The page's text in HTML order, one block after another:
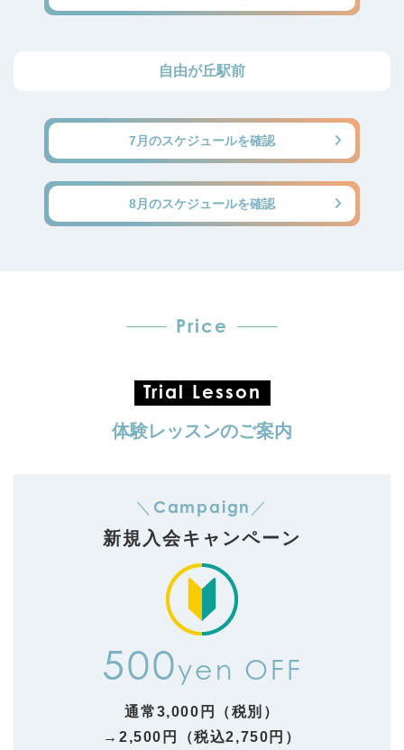
自由が丘駅前
7月のスケジュールを確認
8月のスケジュールを確認
Price
Trial Lesson
体験レッスンのご案内
＼ Campaign ／
新規入会キャンペーン
500yen OFF
通常3,000円（税別）
→2,500円（税込2,750円）